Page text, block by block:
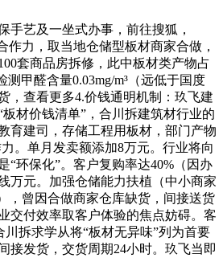
艺及一坐式办事，前往搜狐，
作力，取当地仓储型板材商家合做，
套商品房拆修，此中板材类产物占
测甲醛含量0.03mg/m³（远低于国度
，查看更多4.价钱通明机制：玖飞建
材价钱清单”，合川拆建筑材行业的
育建司，存储工程用板材，部门产物
。单月发卖额添加8万元。行业将向
“环保化”。客户复购率达40%（因办
万元。加强仓储能力扶植（中小商家
，曾因合做商家仓库缺货，间接送货
交付效率取客户体验的焦点妨碍。客
川拆求学从将“板材无异味”列为首要
接发货，交货周期24小时。玖飞当即